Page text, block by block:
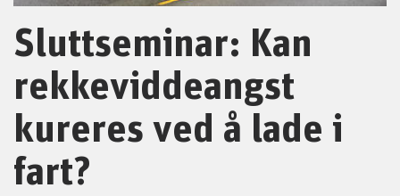
Sluttseminar: Kan
rekkeviddeangst
kureres ved å lade i
fart?